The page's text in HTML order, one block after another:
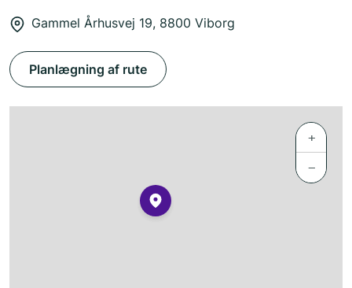
Gammel Århusvej 19, 8800 Viborg
Planlægning af rute
+
−